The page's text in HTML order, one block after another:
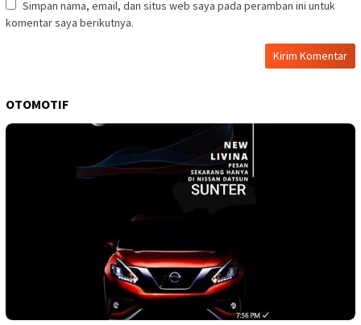
Simpan nama, email, dan situs web saya pada peramban ini untuk
komentar saya berikutnya.
OTOMOTIF